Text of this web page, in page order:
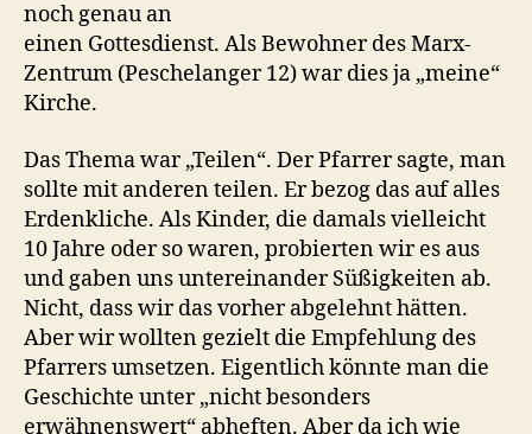
noch genau an
einen Gottesdienst. Als Bewohner des Marx-
Zentrum (Peschelanger 12) war dies ja „meine“
Kirche.
Das Thema war „Teilen“. Der Pfarrer sagte, man
sollte mit anderen teilen. Er bezog das auf alles
Erdenkliche. Als Kinder, die damals vielleicht
10 Jahre oder so waren, probierten wir es aus
und gaben uns untereinander Süßigkeiten ab.
Nicht, dass wir das vorher abgelehnt hätten.
Aber wir wollten gezielt die Empfehlung des
Pfarrers umsetzen. Eigentlich könnte man die
Geschichte unter „nicht besonders
erwähnenswert“ abheften. Aber da ich wie